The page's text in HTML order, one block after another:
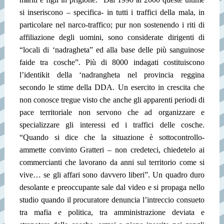
si inseriscono – specifica- in tutti i traffici della mala, in
particolare nel narco-traffico; pur non sostenendo i riti di
affiliazione degli uomini, sono considerate dirigenti di
“locali di ‘nadragheta” ed alla base delle più sanguinose
faide tra cosche”. Più di 8000 indagati costituiscono
l’identikit della ‘nadrangheta nel provincia reggina
secondo le stime della DDA. Un esercito in crescita che
non conosce tregue visto che anche gli apparenti periodi di
pace territoriale non servono che ad organizzare e
specializzare gli interessi ed i traffici delle cosche.
“Quando si dice che la situazione è sottocontrollo-
ammette convinto Gratteri – non credeteci, chiedetelo ai
commercianti che lavorano da anni sul territorio come si
vive… se gli affari sono davvero liberi”. Un quadro duro
desolante e preoccupante sale dal video e si propaga nello
studio quando il procuratore denuncia l’intreccio consueto
tra mafia e politica, tra amministrazione deviata e